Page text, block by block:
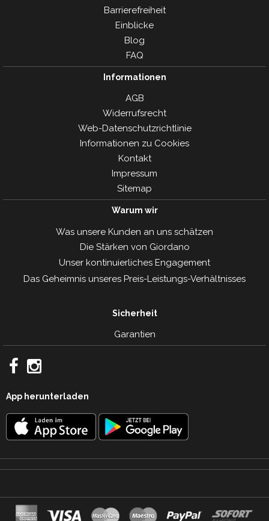
Barrierefreiheit
Einblicke
Blog
FAQ
Informationen
AGB
Widerrufsrecht
Web-Datenschutzrichtlinie
Informationen zu Cookies
Kontakt
Impressum
Sitemap
Warum wir
Was unsere Kunden an uns schätzen
Die Stärken von Giordano
Unser kontinuierliches Engagement
Das Geheimnis unseres Preis-Leistungs-Verhàltnisses
Sicherheit
Garantien
App herunterladen